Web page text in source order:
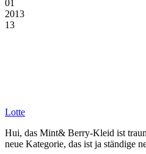
01
2013
13
Lotte
Hui, das Mint& Berry-Kleid ist
neue Kategorie, das ist ja ständige